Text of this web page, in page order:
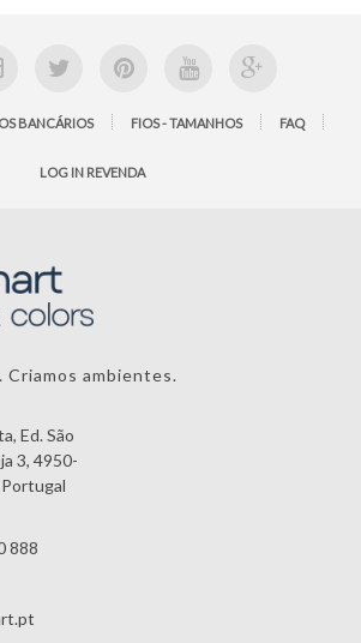
BANCÁRIOS FIOS - TAMANHOS FAQ
LOG IN REVENDA
Criamos ambientes.
Ed. São
3, 4950-
888